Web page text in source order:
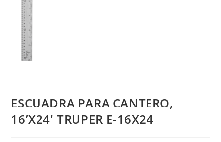
ESCUADRA PARA CANTERO,
16’X24′ TRUPER E-16X24